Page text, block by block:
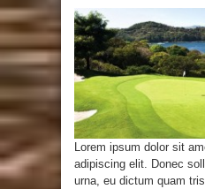
Lorem ipsum dolor sit
adipiscing elit. Donec
urna, eu dictum quam